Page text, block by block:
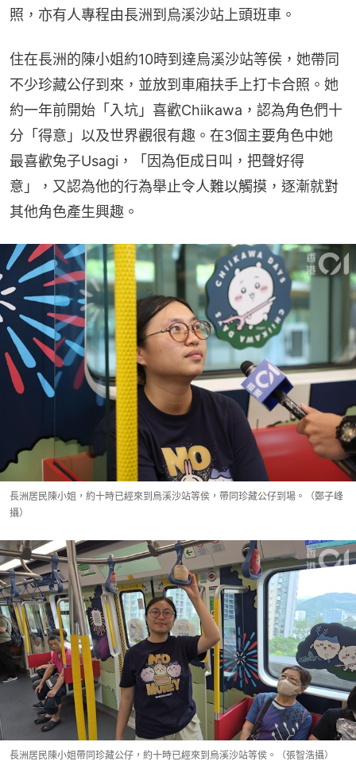
照，亦有人專程由長洲到烏溪沙站上頭班車。
住在長洲的陳小姐約10時到達烏溪沙站等侯，她帶同
不少珍藏公仔到來，並放到車廂扶手上打卡合照。她
約一年前開始「入坑」喜歡Chiikawa，認為角色們十
分「得意」以及世界觀很有趣。在3個主要角色中她
最喜歡兔子Usagi，「因為佢成日叫，把聲好得
意」，又認為他的行為舉止令人難以觸摸，逐漸就對
其他角色產生興趣。
長洲居民陳小姐，約十時已經來到烏溪沙站等侯，帶同珍藏公仔到場。（鄭子峰
攝）
長洲居民陳小姐帶同珍藏公仔，約十時已經來到烏溪沙站等侯。（張智浩攝）